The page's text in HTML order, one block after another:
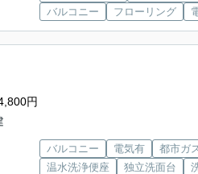
バルコニー
フローリング
円
バルコニー 電気有
都市ガ
温水洗浄便座
独立洗面台